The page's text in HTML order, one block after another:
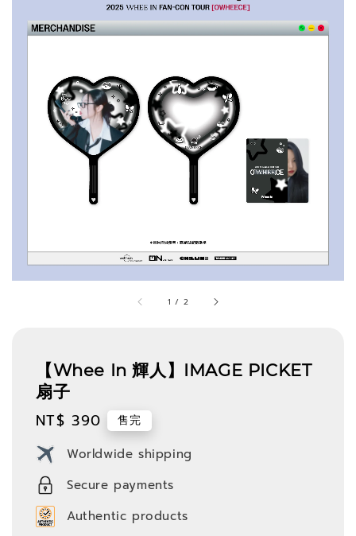
1 / 2
【Whee In 輝人】IMAGE PICKET
扇子
Regular
price
NT$ 390 售完
Worldwide shipping
Secure payments
Authentic products